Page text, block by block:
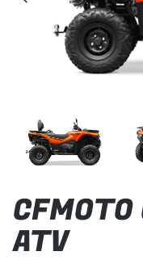
ATV